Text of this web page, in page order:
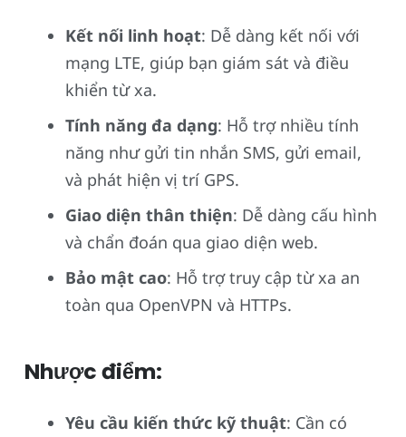
Kết nối linh hoạt: Dễ dàng kết nối với
mạng LTE, giúp bạn giám sát và điều
khiển từ xa.
Tính năng đa dạng: Hỗ trợ nhiều tính
năng như gửi tin nhắn SMS, gửi email,
và phát hiện vị trí GPS.
Giao diện thân thiện: Dễ dàng cấu hình
và chẩn đoán qua giao diện web.
Bảo mật cao: Hỗ trợ truy cập từ xa an
toàn qua OpenVPN và HTTPs.
Nhược điểm:
Yêu cầu kiến thức kỹ thuật: Cần có